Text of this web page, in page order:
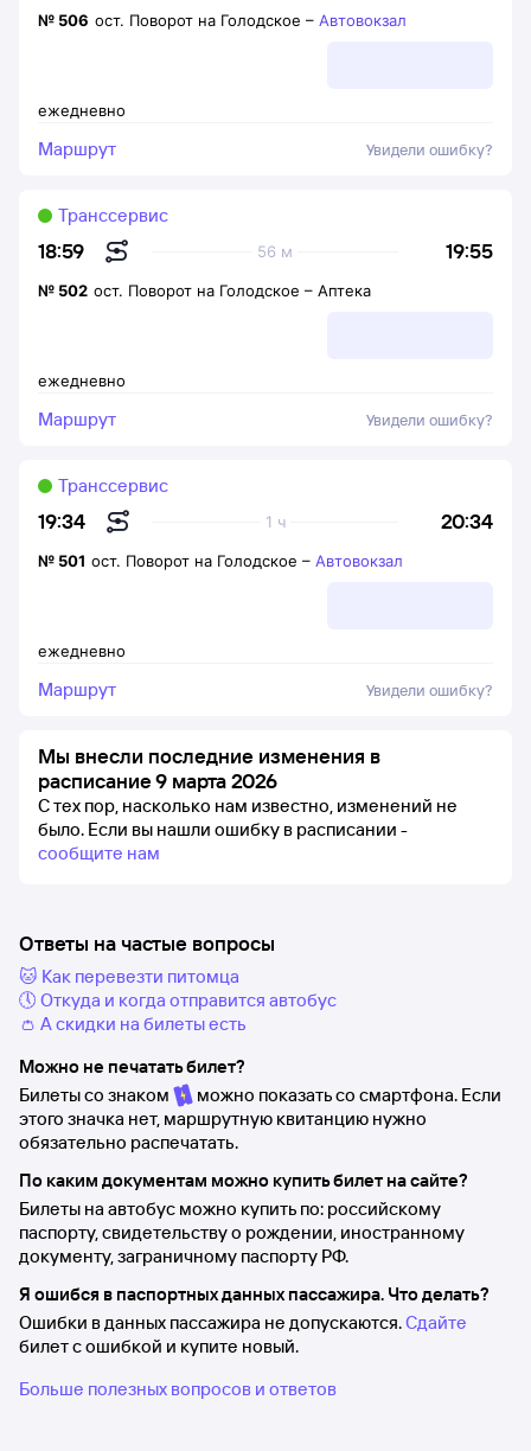
ежедневно
№ 506 ост. Поворот на Голодское – Автовокзал
Маршрут Увидели ошибку?
18:59 19:55
56 м
Транссервис
ежедневно
№ 502 ост. Поворот на Голодское – Аптека
Маршрут Увидели ошибку?
19:34 20:34
1 ч
Транссервис
ежедневно
№ 501 ост. Поворот на Голодское – Автовокзал
Маршрут Увидели ошибку?
Мы внесли последние изменения в
расписание 9 марта 2026
С тех пор, насколько нам известно, изменений не
было. Если вы нашли ошибку в расписании -
сообщите нам
Ответы на частые вопросы
🐱 Как перевезти питомца
🕔 Откуда и когда отправится автобус
👛 А скидки на билеты есть
Можно не печатать билет?
Билеты со знаком
можно показать со смартфона. Если
этого значка нет, маршрутную квитанцию нужно
обязательно распечатать.
По каким документам можно купить билет на сайте?
Билеты на автобус можно купить по: российскому
паспорту, свидетельству о рождении, иностранному
документу, заграничному паспорту РФ.
Я ошибся в паспортных данных пассажира. Что делать?
Ошибки в данных пассажира не допускаются.Сдайте
билет с ошибкой и купите новый.
Больше полезных вопросов и ответов